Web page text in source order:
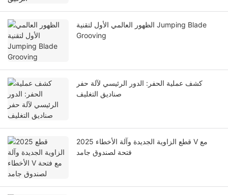
الظهور العالمي الأول لتقنية Jumping Blade
Grooving
كشف عملية الحفر: الدور الرئيسي لآلة حفر
صناديق التغليف
2025 قطع الزاوية الجديدة وآلة الأخطاء V مع
فتحة لصندوق جامد